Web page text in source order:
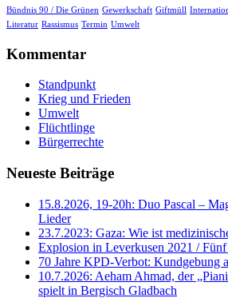
Bündnis 90 / Die Grünen Gewerkschaft Giftmüll
Literatur Rassismus Termin Umwelt
Kommentar
Standpunkt
Krieg und Frieden
Umwelt
Flüchtlinge
Bürgerrechte
Neueste Beiträge
15.8.2026, 19-20h: Duo Pascal –
Lieder
23.7.2023: Gaza: Wie ist
Explosion in Leverkusen 2021 / Fünf
70 Jahre KPD‑Verbot: Kundgebung
10.7.2026: Aeham Ahmad, der
spielt in Bergisch Gladbach